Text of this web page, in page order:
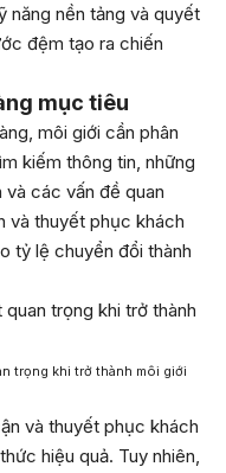
năng nền tảng và quyết
đệm tạo ra chiến
mục tiêu
môi giới cần phân
kiếm thông tin, những
các vấn đề quan
và thuyết phục khách
tỷ lệ chuyển đổi thành
trọng khi trở thành môi giới
và thuyết phục khách
hiệu quả. Tuy nhiên,